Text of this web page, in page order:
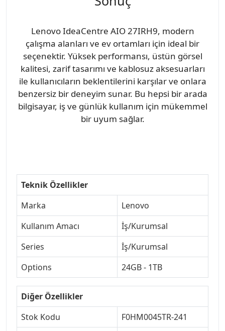
Lenovo IdeaCentre AIO 27IRH9, modern
çalışma alanları ve ev ortamları için ideal bir
seçenektir. Yüksek performansı, üstün görsel
kalitesi, zarif tasarımı ve kablosuz aksesuarları
ile kullanıcıların beklentilerini karşılar ve onlara
benzersiz bir deneyim sunar. Bu hepsi bir arada
bilgisayar, iş ve günlük kullanım için mükemmel
bir uyum sağlar.
Teknik Özellikler
Marka
Lenovo
Kullanım Amacı
İş/Kurumsal
Series
İş/Kurumsal
Options
24GB - 1TB
Diğer Özellikler
Stok Kodu
F0HM0045TR-241